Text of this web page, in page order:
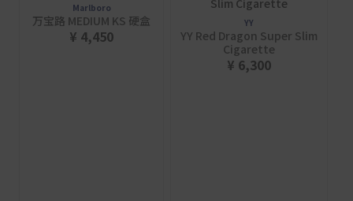
Marlboro
万宝路 MEDIUM KS 硬盒
¥ 4,450
YY
YY Red Dragon Super Slim
Cigarette
¥ 6,300